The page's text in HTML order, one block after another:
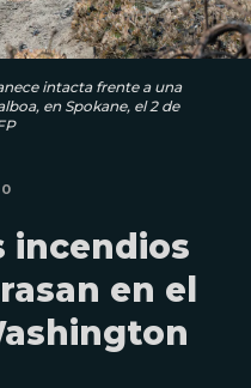
intacta frente a una
en Spokane, el 2 de
incendios
en el